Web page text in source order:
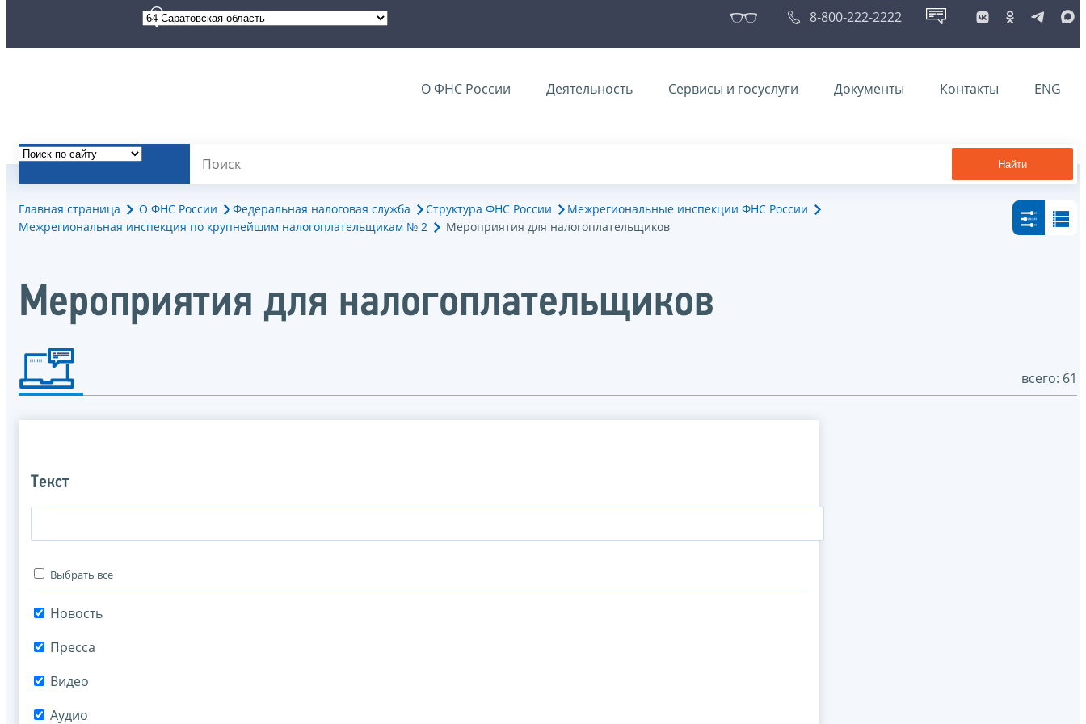
8-800-222-2222
О ФНС России Деятельность Сервисы и госуслуги Документы Контакты ENG
Найти
Главная страница О ФНС России Федеральная налоговая служба Структура ФНС России
Межрегиональные инспекции ФНС России
Межрегиональная инспекция по крупнейшим налогоплательщикам № 2
Мероприятия для налогоплательщиков
Мероприятия для налогоплательщиков
всего: 61
Текст
Выбрать все
Новость
Пресса
Видео
Аудио